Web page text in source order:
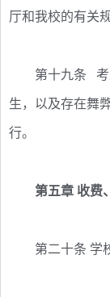
厅和我校的有关
第十九条 考生
生，以及存在舞
行。
第五章 收费、
第二十条 学校